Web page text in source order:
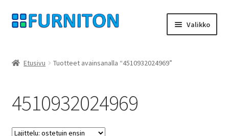
Siirry
navigointiin
Siirry
sisältöön
Valikko
yksityisyyttä
peruuttamisoikeus
Etusivu Tuotteet avainsanalla “4510932024969”
4510932024969